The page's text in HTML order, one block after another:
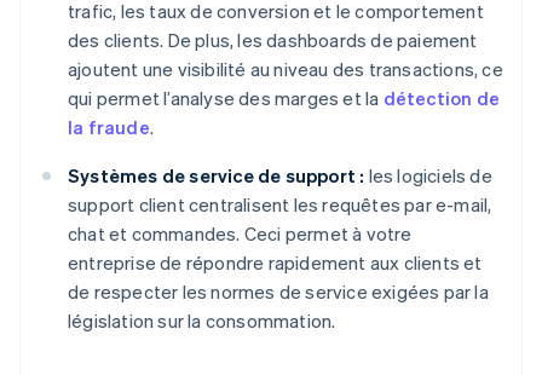
trafic, les taux de conversion et le comportement
des clients. De plus, les dashboards de paiement
ajoutent une visibilité au niveau des transactions, ce
qui permet l’analyse des marges et la détection de
la fraude.
Systèmes de service de support : les logiciels de
support client centralisent les requêtes par e-mail,
chat et commandes. Ceci permet à votre
entreprise de répondre rapidement aux clients et
de respecter les normes de service exigées par la
législation sur la consommation.